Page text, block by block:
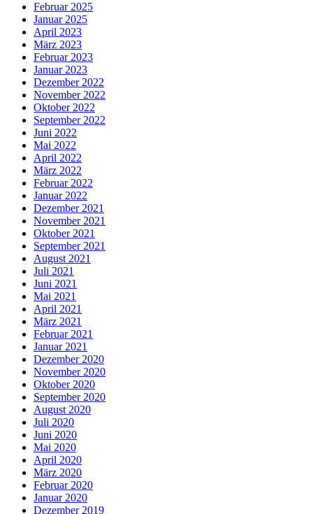
Februar 2025
Januar 2025
April 2023
März 2023
Februar 2023
Januar 2023
Dezember 2022
November 2022
Oktober 2022
September 2022
Juni 2022
Mai 2022
April 2022
März 2022
Februar 2022
Januar 2022
Dezember 2021
November 2021
Oktober 2021
September 2021
August 2021
Juli 2021
Juni 2021
Mai 2021
April 2021
März 2021
Februar 2021
Januar 2021
Dezember 2020
November 2020
Oktober 2020
September 2020
August 2020
Juli 2020
Juni 2020
Mai 2020
April 2020
März 2020
Februar 2020
Januar 2020
Dezember 2019